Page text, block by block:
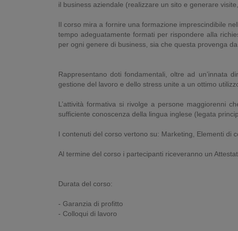
il business aziendale (realizzare un sito e generare
Il corso mira a fornire una formazione imprescindibile
tempo adeguatamente formati per rispondere alla
per ogni genere di business, sia che questa provenga
Rappresentano doti fondamentali, oltre ad un’innata
gestione del lavoro e dello stress unite a un ottimo
L’attività formativa si rivolge a persone maggiorenni
sufficiente conoscenza della lingua inglese (legata
I contenuti del corso vertono su: Marketing, Elementi di
Al termine del corso i partecipanti riceveranno un
Durata del corso:
- Garanzia di profitto
- Colloqui di lavoro